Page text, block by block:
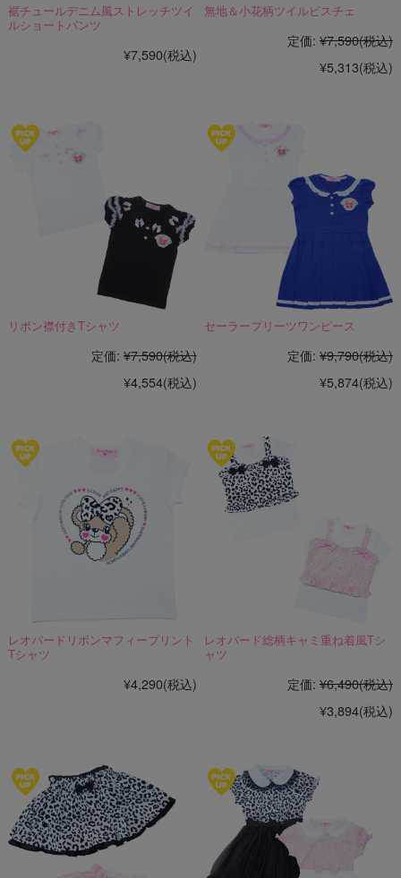
裾チュールデニム風ストレッチツイ
ルショートパンツ
¥7,590(税込)
無地＆小花柄ツイルビスチェ
定価: ¥7,590(税込)
¥5,313(税込)
リボン襟付きTシャツ
定価: ¥7,590(税込)
¥4,554(税込)
セーラープリーツワンピース
定価: ¥9,790(税込)
¥5,874(税込)
レオパードリボンマフィープリント
Tシャツ
¥4,290(税込)
レオパード総柄キャミ重ね着風Tシ
ャツ
定価: ¥6,490(税込)
¥3,894(税込)